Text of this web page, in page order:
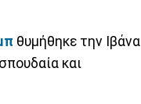
θυμήθηκε την Ιβάνα
και